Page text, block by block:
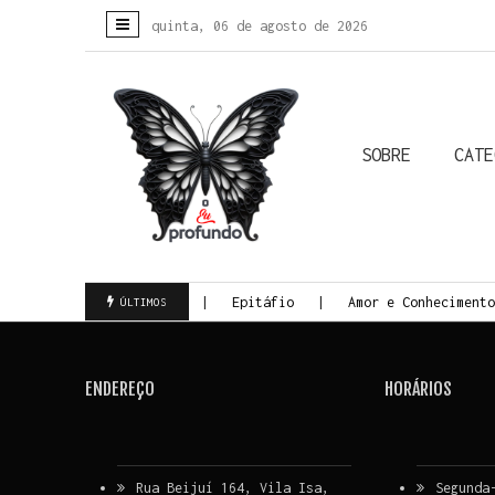
quinta, 06 de agosto de 2026
SOBRE
ÚLTIMOS
da Morte Consciente Epitáfio Amor e
ENDEREÇO
Rua Beijuí 164, Vila Isa,
HORÁRIOS